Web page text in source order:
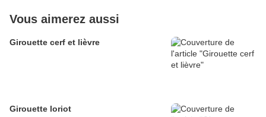
Vous aimerez aussi
Girouette cerf et lièvre
Girouette loriot